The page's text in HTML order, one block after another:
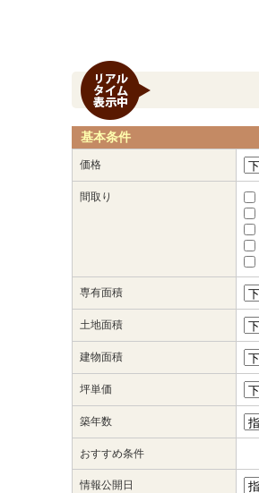
基本条件
価格
間取り
専有面積
土地面積
建物面積
坪単価
築年数
おすすめ条件
情報公開日